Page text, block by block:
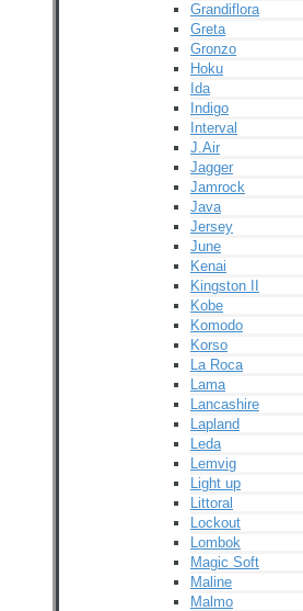
Grandiflora
Greta
Gronzo
Hoku
Ida
Indigo
Interval
J.Air
Jagger
Jamrock
Java
Jersey
June
Kenai
Kingston II
Kobe
Komodo
Korso
La Roca
Lama
Lancashire
Lapland
Leda
Lemvig
Light up
Littoral
Lockout
Lombok
Magic Soft
Maline
Malmo